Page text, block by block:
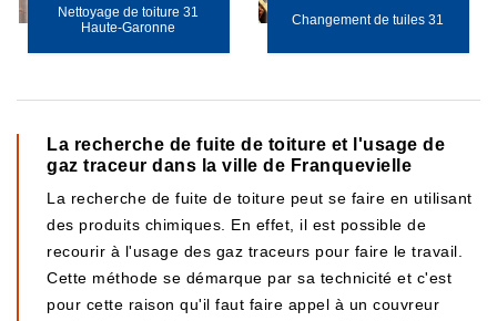
Nettoyage de toiture 31
Haute-Garonne
Changement de tuiles 31
La recherche de fuite de toiture et l'usage de
gaz traceur dans la ville de Franquevielle
La recherche de fuite de toiture peut se faire en utilisant
des produits chimiques. En effet, il est possible de
recourir à l'usage des gaz traceurs pour faire le travail.
Cette méthode se démarque par sa technicité et c'est
pour cette raison qu'il faut faire appel à un couvreur